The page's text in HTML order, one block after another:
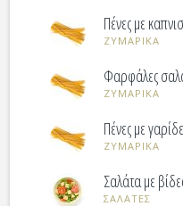
Πένες με
ΖΥΜΑΡΙΚΑ
Φαρφάλες
ΖΥΜΑΡΙΚΑ
Πένες με
ΖΥΜΑΡΙΚΑ
Σαλάτα με
ΣΑΛΑΤΕΣ